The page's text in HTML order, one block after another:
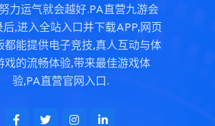
力运气就会越好.PA直营九游会
后,进入全站入口并下载APP,网页
都能提供电子竞技,真人互动与体
戏的流畅体验,带来最佳游戏体
验,PA直营官网入口.